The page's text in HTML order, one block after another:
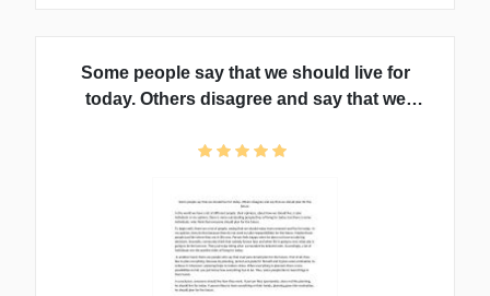
Some people say that we should live for
today. Others disagree and say that we